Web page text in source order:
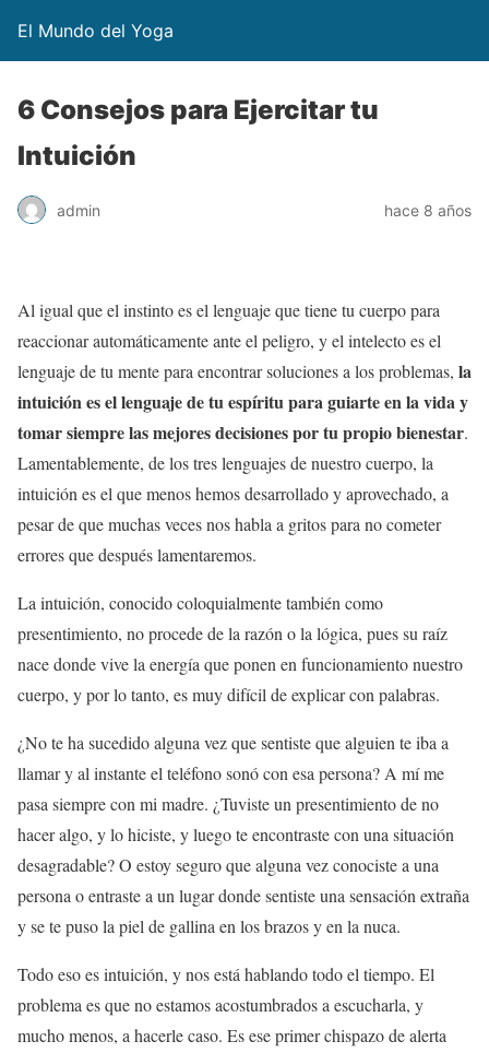
El Mundo del Yoga
6 Consejos para Ejercitar tu
Intuición
admin hace 8 años
Al igual que el instinto es el lenguaje que tiene tu cuerpo para
reaccionar automáticamente ante el peligro, y el intelecto es el
lenguaje de tu mente para encontrar soluciones a los problemas, la
intuición es el lenguaje de tu espíritu para guiarte en la vida y
tomar siempre las mejores decisiones por tu propio bienestar.
Lamentablemente, de los tres lenguajes de nuestro cuerpo, la
intuición es el que menos hemos desarrollado y aprovechado, a
pesar de que muchas veces nos habla a gritos para no cometer
errores que después lamentaremos.
La intuición, conocido coloquialmente también como
presentimiento, no procede de la razón o la lógica, pues su raíz
nace donde vive la energía que ponen en funcionamiento nuestro
cuerpo, y por lo tanto, es muy difícil de explicar con palabras.
¿No te ha sucedido alguna vez que sentiste que alguien te iba a
llamar y al instante el teléfono sonó con esa persona? A mí me
pasa siempre con mi madre. ¿Tuviste un presentimiento de no
hacer algo, y lo hiciste, y luego te encontraste con una situación
desagradable? O estoy seguro que alguna vez conociste a una
persona o entraste a un lugar donde sentiste una sensación extraña
y se te puso la piel de gallina en los brazos y en la nuca.
Todo eso es intuición, y nos está hablando todo el tiempo. El
problema es que no estamos acostumbrados a escucharla, y
mucho menos, a hacerle caso. Es ese primer chispazo de alerta